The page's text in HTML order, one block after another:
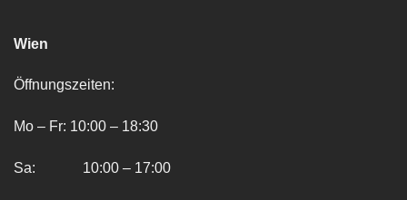
Wien
Öffnungszeiten:
Mo – Fr: 10:00 – 18:30
Sa: 10:00 – 17:00